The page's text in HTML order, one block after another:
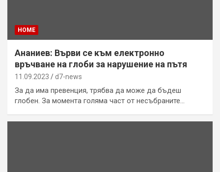
HOME
Ананиев: Върви се към електронно
връчване на глоби за нарушение на пътя
11.09.2023 d7-news
За да има превенция, трябва да може да бъдеш
глобен. За момента голяма част от несъбраните…